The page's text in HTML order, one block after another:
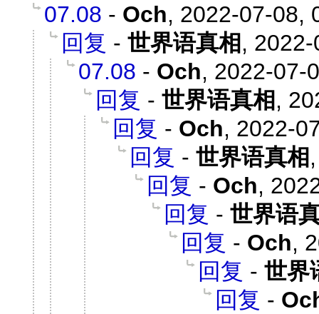
07.08 - Och, 2022-07-08,
回复 - 世界语真相 ,
07.08 - Och, 2022-07-
回复 - 世界语真相 ,
回复 - Och, 2022-
回复 - 世界语真相
回复 - Och,
回复 - 世界语
回复 - Och,
回复 - 世界
回复 -